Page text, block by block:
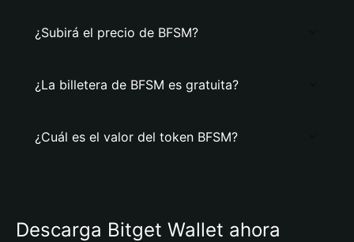
¿Subirá el precio de BFSM?
¿La billetera de BFSM es gratuita?
¿Cuál es el valor del token BFSM?
Descarga Bitget Wallet ahora